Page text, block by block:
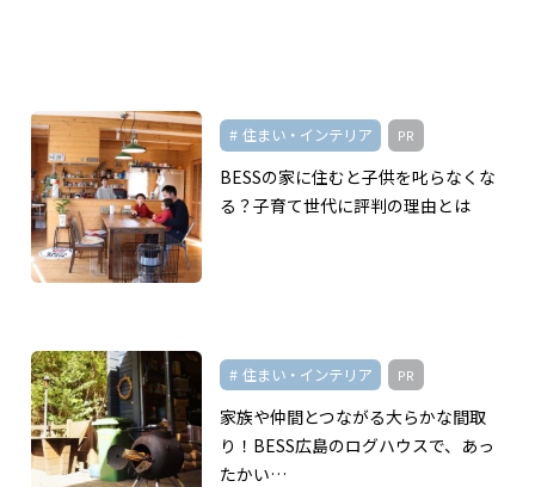
住まい・インテリア PR
BESSの家に住むと子供を叱らなくな
る？子育て世代に評判の理由とは
住まい・インテリア PR
家族や仲間とつながる大らかな間取
り！BESS広島のログハウスで、あっ
たかい…